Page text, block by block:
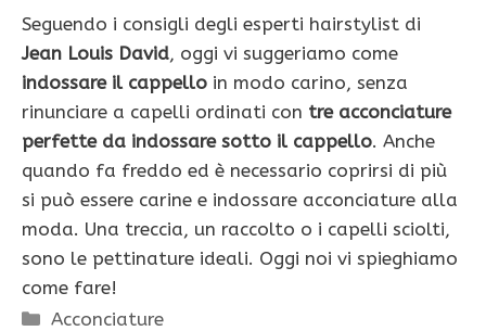
Seguendo i consigli degli esperti hairstylist di
Jean Louis David, oggi vi suggeriamo come
indossare il cappello in modo carino, senza
rinunciare a capelli ordinati con tre acconciature
perfette da indossare sotto il cappello. Anche
quando fa freddo ed è necessario coprirsi di più
si può essere carine e indossare acconciature alla
moda. Una treccia, un raccolto o i capelli sciolti,
sono le pettinature ideali. Oggi noi vi spieghiamo
come fare!
Categorie
Acconciature